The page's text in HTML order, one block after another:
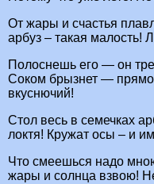
От жары и счастья
арбуз – такая малость!
Полоснешь его — он
Соком брызнет — прямо
вкуснючий!
Стол весь в семечках
локтя! Кружат осы – и
Что смеешься надо
жары и солнца взвою!